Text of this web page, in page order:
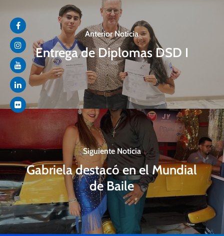
Anterior Noticia
Entrega de Diplomas DSD I
Siguiente Noticia
Gabriela destacó en el Mundial
de Baile